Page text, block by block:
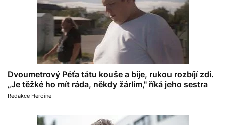
Dvoumetrový Péťa tátu kouše a bije, rukou rozbíjí zdi.
„Je těžké ho mít ráda, někdy žárlím," říká jeho sestra
Redakce Heroine